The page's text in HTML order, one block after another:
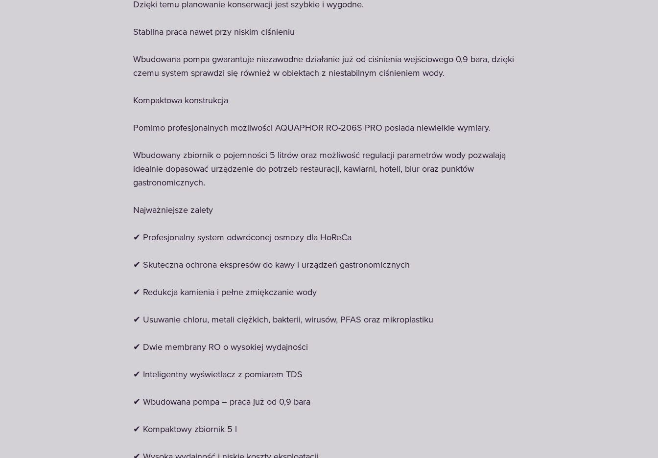
Dzięki temu planowanie konserwacji jest szybkie i wygodne.
Stabilna praca nawet przy niskim ciśnieniu
Wbudowana pompa gwarantuje niezawodne działanie już od ciśnienia wejściowego 0,9 bara, dzięki
czemu system sprawdzi się również w obiektach z niestabilnym ciśnieniem wody.
Kompaktowa konstrukcja
Pomimo profesjonalnych możliwości AQUAPHOR RO-206S PRO posiada niewielkie wymiary.
Wbudowany zbiornik o pojemności 5 litrów oraz możliwość regulacji parametrów wody pozwalają
idealnie dopasować urządzenie do potrzeb restauracji, kawiarni, hoteli, biur oraz punktów
gastronomicznych.
Najważniejsze zalety
✔ Profesjonalny system odwróconej osmozy dla HoReCa
✔ Skuteczna ochrona ekspresów do kawy i urządzeń gastronomicznych
✔ Redukcja kamienia i pełne zmiękczanie wody
✔ Usuwanie chloru, metali ciężkich, bakterii, wirusów, PFAS oraz mikroplastiku
✔ Dwie membrany RO o wysokiej wydajności
✔ Inteligentny wyświetlacz z pomiarem TDS
✔ Wbudowana pompa – praca już od 0,9 bara
✔ Kompaktowy zbiornik 5 l